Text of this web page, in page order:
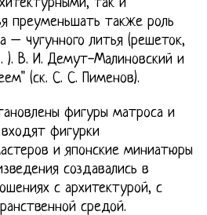
преуменьшать также роль
– чугунного литья (решеток,
). В. И. Демут-Малиновский и
(ск. С. С. Пименов).
фигуры матроса и
фигурки
и японские миниатюры
создавались в
с архитектурой, с
средой.